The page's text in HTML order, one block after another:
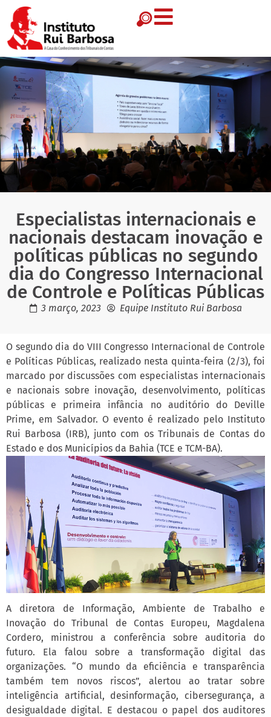
Especialistas internacionais e
nacionais destacam inovação e
políticas públicas no segundo
dia do Congresso Internacional
de Controle e Políticas Públicas
3 março, 2023 Equipe Instituto Rui Barbosa
O segundo dia do VIII Congresso Internacional de Controle
e Políticas Públicas, realizado nesta quinta-feira (2/3), foi
marcado por discussões com especialistas internacionais
e nacionais sobre inovação, desenvolvimento, políticas
públicas e primeira infância no auditório do Deville
Prime, em Salvador. O evento é realizado pelo Instituto
Rui Barbosa (IRB), junto com os Tribunais de Contas do
Estado e dos Municípios da Bahia (TCE e TCM-BA).
A diretora de Informação, Ambiente de Trabalho e
Inovação do Tribunal de Contas Europeu, Magdalena
Cordero, ministrou a conferência sobre auditoria do
futuro. Ela falou sobre a transformação digital das
organizações. “O mundo da eficiência e transparência
também tem novos riscos”, alertou ao tratar sobre
inteligência artificial, desinformação, cibersegurança, a
desigualdade digital. E destacou o papel dos auditores